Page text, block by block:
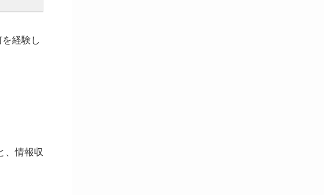
経験し
、情報収